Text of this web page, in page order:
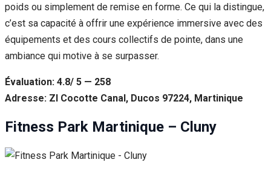
poids ou simplement de remise en forme. Ce qui la distingue,
c’est sa capacité à offrir une expérience immersive avec des
équipements et des cours collectifs de pointe, dans une
ambiance qui motive à se surpasser.
Évaluation: 4.8/ 5 — 258
Adresse: ZI Cocotte Canal, Ducos 97224, Martinique
Fitness Park Martinique – Cluny